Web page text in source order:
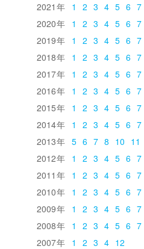
2021
1 2 3 4 5 6 7
2020
1 2 3 4 5 6 7
2019
1 2 3 4 5 6 7
2018
1 2 3 4 5 6 7
2017
1 2 3 4 5 6 7
2016
1 2 3 4 5 6 7
2015
1 2 3 4 5 6 7
2014
1 2 3 4 5 6 7
2013
5 6 7 8 10 11
2012
1 2 3 4 5 6 7
2011
1 2 3 4 5 6 7
2010
1 2 3 4 5 6 7
2009
1 2 3 4 5 6 7
2008
1 2 3 4 5 6 7
2007
1 2 3 4 12